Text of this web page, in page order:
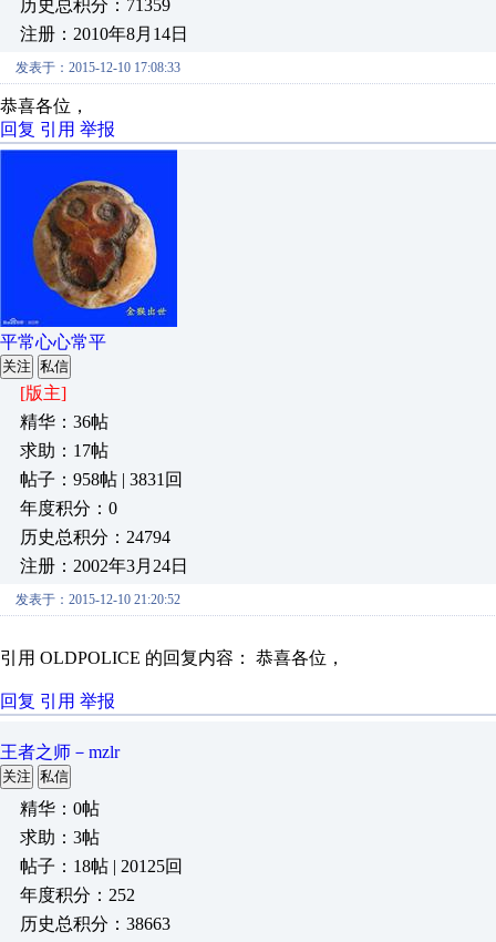
历史总积分：71359
注册：2010年8月14日
发表于：2015-12-10 17:08:33
恭喜各位，
回复 引用 举报
平常心心常平
关注 私信
[版主]
精华：36帖
求助：17帖
帖子：958帖 | 3831回
年度积分：0
历史总积分：24794
注册：2002年3月24日
发表于：2015-12-10 21:20:52
引用 OLDPOLICE 的回复内容： 恭喜各位，
回复 引用 举报
王者之师－mzlr
关注 私信
精华：0帖
求助：3帖
帖子：18帖 | 20125回
年度积分：252
历史总积分：38663